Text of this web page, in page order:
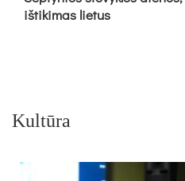
iš­ti­ki­mas lie­tus
Kultūra